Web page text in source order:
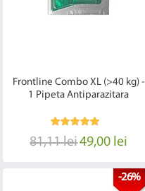
Frontline Combo XL (>40 kg) -
1 Pipeta Antiparazitara
81,11 lei49,00 lei
-26%